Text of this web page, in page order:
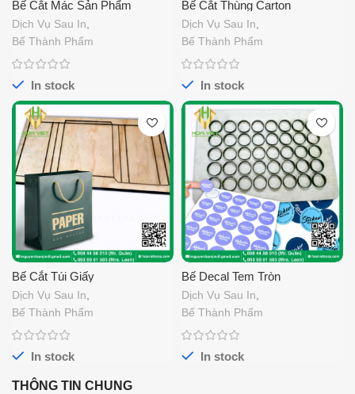
Bế Cắt Mác Sản Phẩm
Dịch Vụ Sau In
Bế Thành Phẩm
In stock
Bế Cắt Thùng Carton
Dịch Vụ Sau In
Bế Thành Phẩm
In stock
Bế Cắt Túi Giấy
Dịch Vụ Sau In
Bế Thành Phẩm
In stock
Bế Decal Tem Tròn
Dịch Vụ Sau In
Bế Thành Phẩm
In stock
THÔNG TIN CHUNG